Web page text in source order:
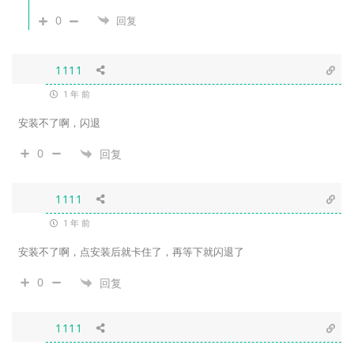
0 回复
1111
1 年 前
安装不了啊，闪退
0 回复
1111
1 年 前
安装不了啊，点安装后就卡住了，再等下就闪退了
0 回复
1111